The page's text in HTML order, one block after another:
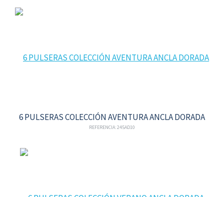
6 PULSERAS COLECCIÓN AVENTURA ANCLA DORADA
REFERENCIA: 245AD10